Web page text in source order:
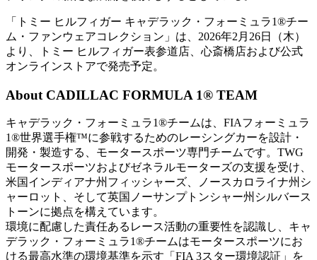
「トミー ヒルフィガー キャデラック・フォーミュラ1®チー
ム・ファンウェアコレクション」は、2026年2月26日（木）
より、トミー ヒルフィガー表参道店、心斎橋店および公式
オンラインストアで発売予定。
About CADILLAC FORMULA 1® TEAM
キャデラック・フォーミュラ1®チームは、FIAフォーミュラ
1®世界選手権™に参戦するためのレーシングカーを設計・
開発・製造する、モータースポーツ専門チームです。TWG
モータースポーツおよびゼネラルモーターズの支援を受け、
米国インディアナ州フィッシャーズ、ノースカロライナ州シ
ャーロット、そして英国ノーサンプトンシャー州シルバース
トーンに拠点を構えています。
環境に配慮した責任あるレース活動の重要性を認識し、キャ
デラック・フォーミュラ1®チームはモータースポーツにお
ける最高水準の環境基準を示す「FIA 3スター環境認証」を